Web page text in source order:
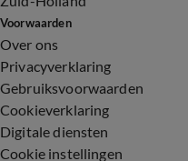
Voorwaarden
Over ons
Privacyverklaring
Gebruiksvoorwaarden
Cookieverklaring
Digitale diensten
Cookie instellingen